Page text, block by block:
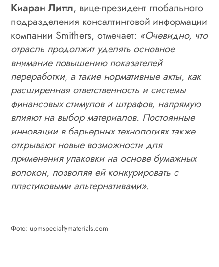
Киаран Литтл, вице-президент глобального
подразделения консалтинговой информации
компании Smithers, отмечает: «Очевидно, что
отрасль продолжит уделять основное
внимание повышению показателей
переработки, а такие нормативные акты, как
расширенная ответственность и системы
финансовых стимулов и штрафов, напрямую
влияют на выбор материалов. Постоянные
инновации в барьерных технологиях также
открывают новые возможности для
применения упаковки на основе бумажных
волокон, позволяя ей конкурировать с
пластиковыми альтернативами».
Фото: upmspecialtymaterials.com